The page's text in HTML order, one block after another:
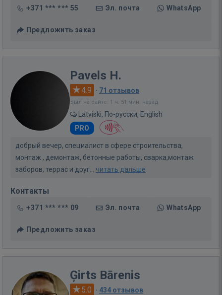
+371 *** *** 55 Эл. почта WhatsApp
Предложить заказ
Pavels H.
4.9 · 71 отзывов
Был на сайте: 1 ч. 51 мин. назад
Latviski, По-русски, English
PRO
добрый вечер, специалист в сфере строительства,
монтаж , демонтаж, бетонные работы, сварка,монтаж
заборов, террас и друг... читать дальше
Контакты
+371 *** *** 09 Эл. почта WhatsApp
Предложить заказ
Ģirts Bārenis
5.0 · 434 отзывов